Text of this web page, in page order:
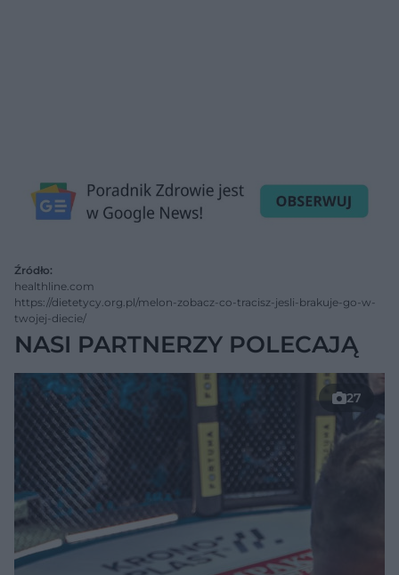
Źródło:
healthline.com
https://dietetycy.org.pl/melon-zobacz-co-tracisz-jesli-brakuje-go-w-
twojej-diecie/
NASI PARTNERZY POLECAJĄ
27